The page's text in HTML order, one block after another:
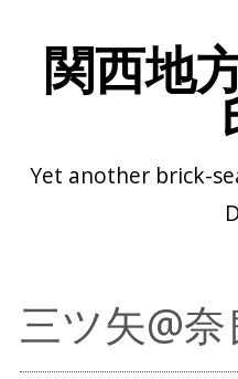
関西地
Yet another brick-
三ツ矢@